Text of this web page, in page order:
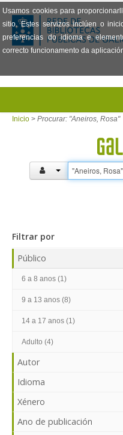
Usamos cookies para
sitio. Estes servizos inclúen o
preferencias do idioma e
correcto funcionamento da
INICIO
PRÉSTAMO
PREGUNTAS FRECUENTES
ENTRAR
Inicio > Procurar: "Aneiros, Rosa"
Filtrar por
Público
6 a 8 anos (1)
9 a 13 anos (8)
14 a 17 anos (1)
Adulto (4)
Autor
Idioma
Xénero
Ano de publicación